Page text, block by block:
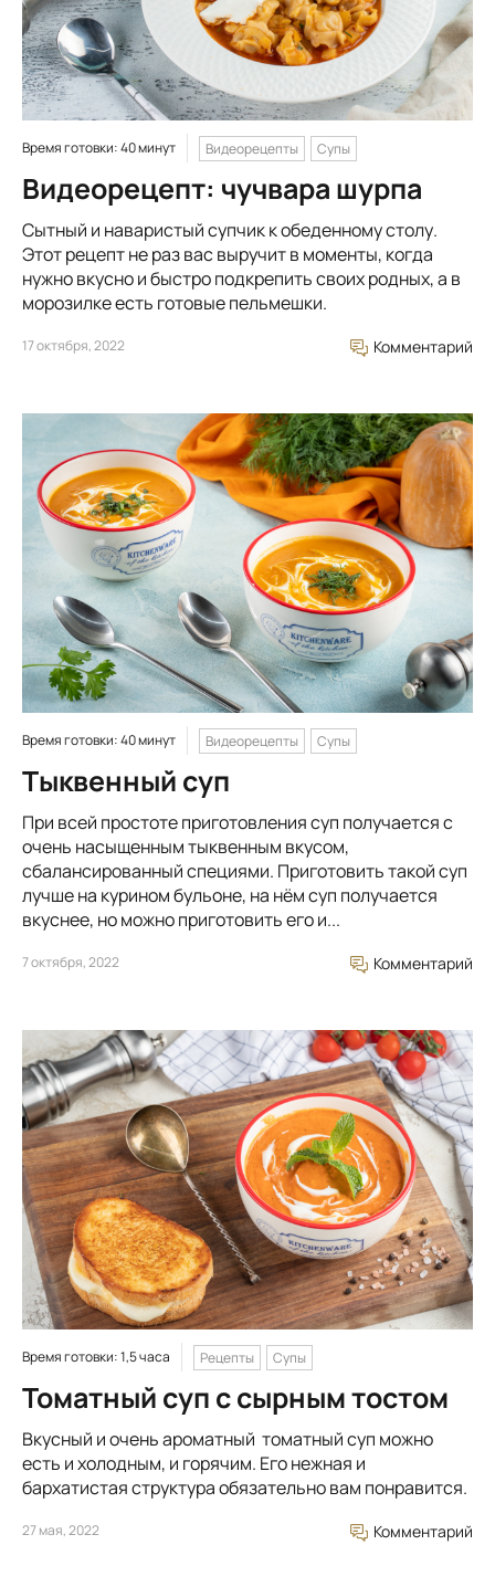
Время готовки: 40 минут Видеорецепты Супы
Видеорецепт: чучвара шурпа
Сытный и наваристый супчик к обеденному столу.
Этот рецепт не раз вас выручит в моменты, когда
нужно вкусно и быстро подкрепить своих родных, а в
морозилке есть готовые пельмешки.
17 октября, 2022 Комментарий
Время готовки: 40 минут Видеорецепты Супы
Тыквенный суп
При всей простоте приготовления суп получается с
очень насыщенным тыквенным вкусом,
сбалансированный специями. Приготовить такой суп
лучше на курином бульоне, на нём суп получается
вкуснее, но можно приготовить его и...
7 октября, 2022 Комментарий
Время готовки: 1,5 часа Рецепты Супы
Томатный суп с сырным тостом
Вкусный и очень ароматный томатный суп можно
есть и холодным, и горячим. Его нежная и
бархатистая структура обязательно вам понравится.
27 мая, 2022 Комментарий